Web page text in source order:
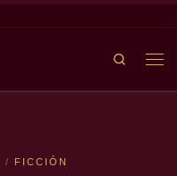
Search
FICCIÓN